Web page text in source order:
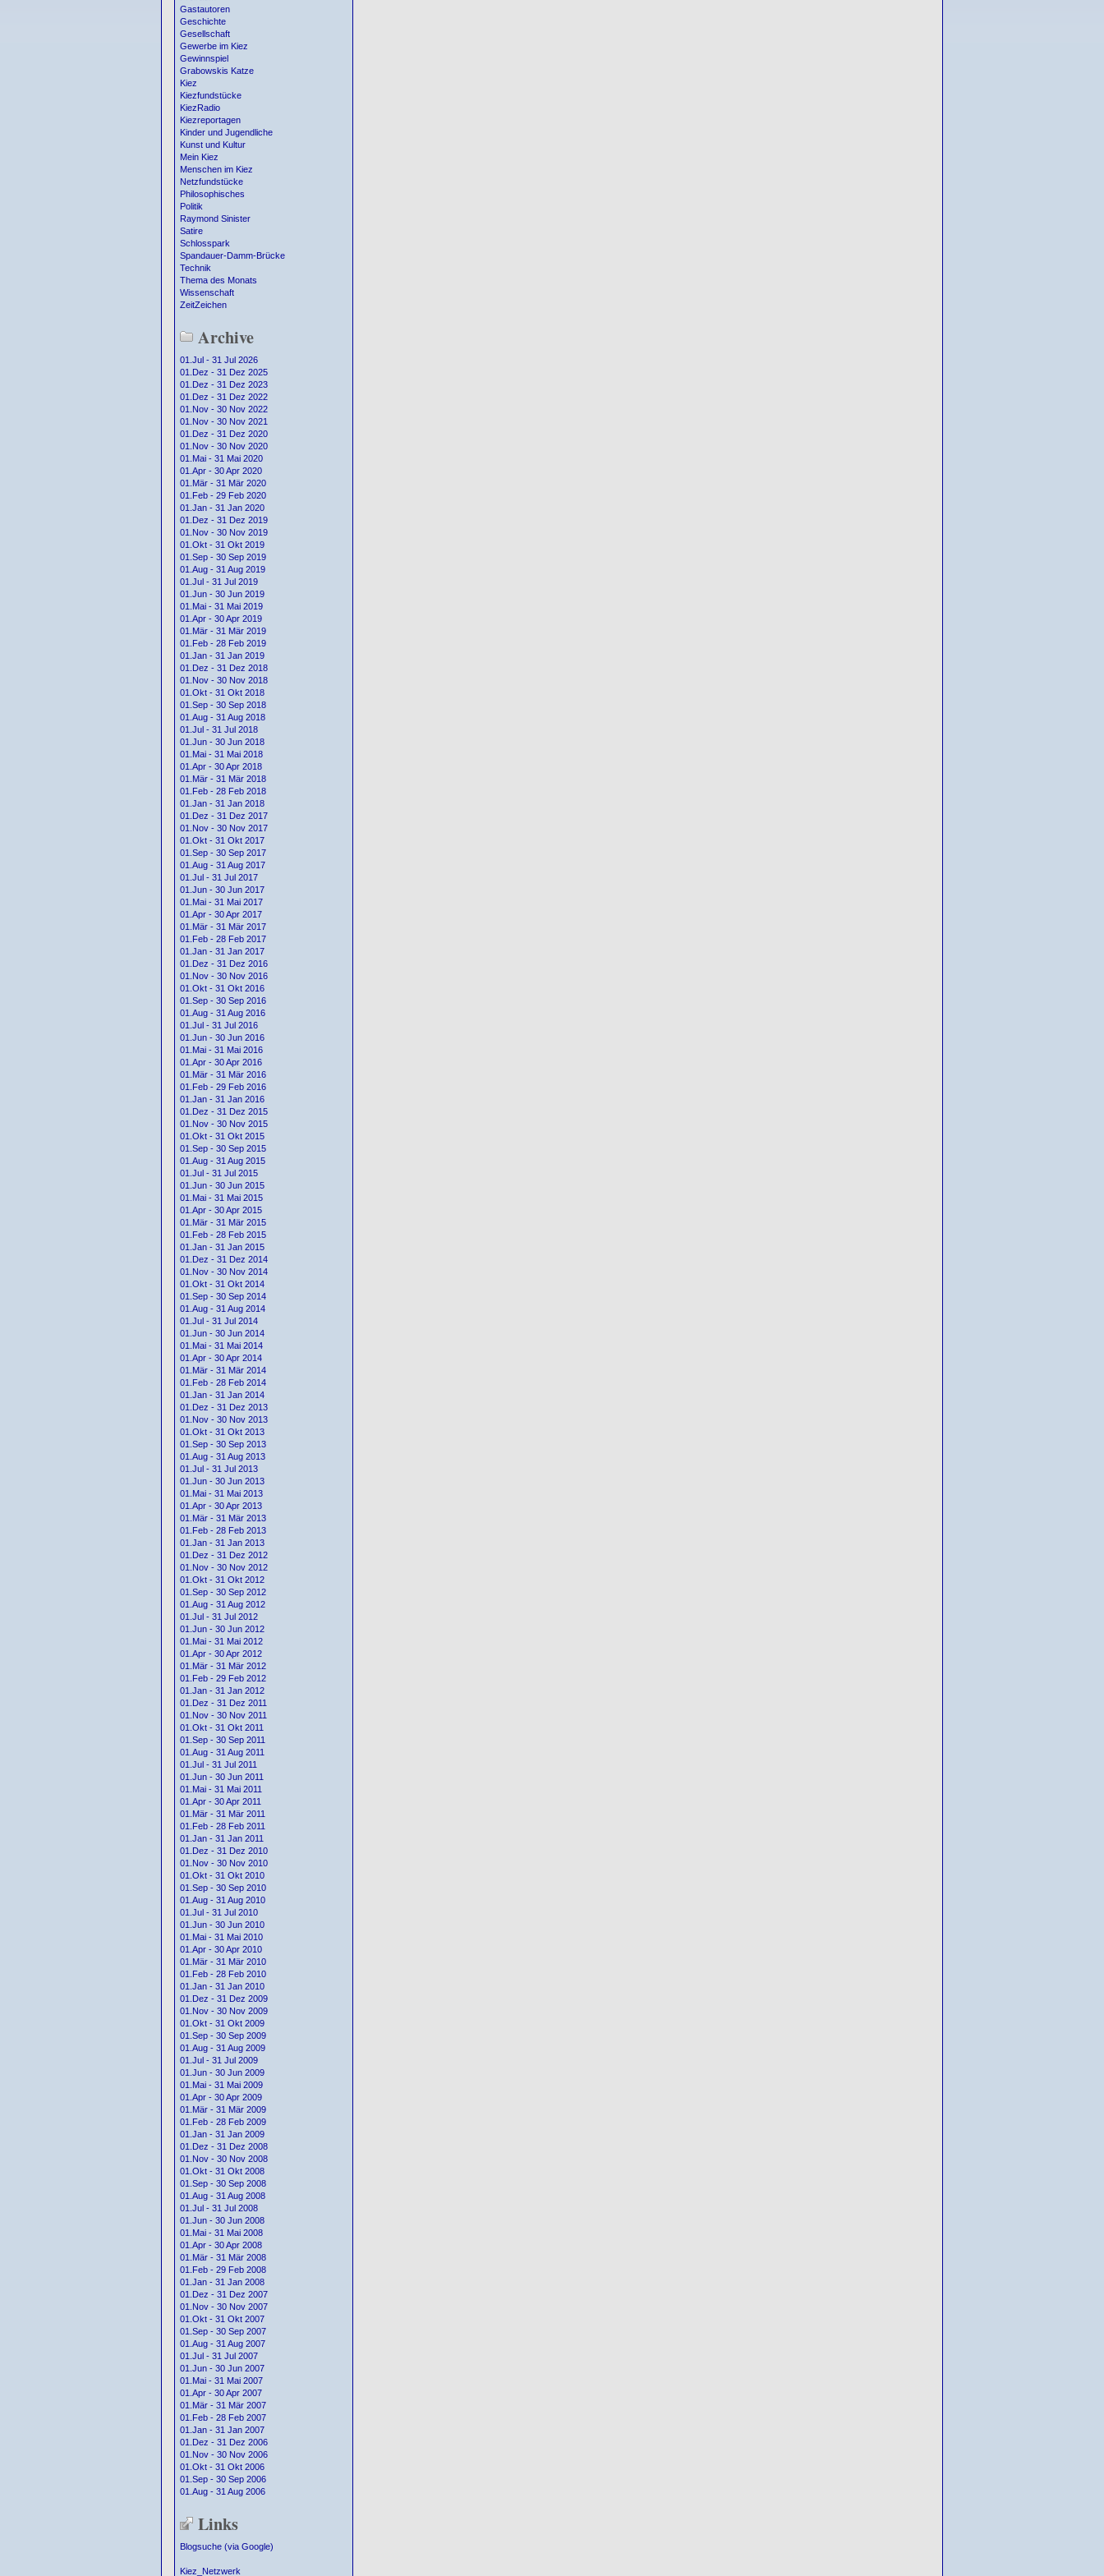
Gastautoren
Geschichte
Gesellschaft
Gewerbe im Kiez
Gewinnspiel
Grabowskis Katze
Kiez
Kiezfundstücke
KiezRadio
Kiezreportagen
Kinder und Jugendliche
Kunst und Kultur
Mein Kiez
Menschen im Kiez
Netzfundstücke
Philosophisches
Politik
Raymond Sinister
Satire
Schlosspark
Spandauer-Damm-Brücke
Technik
Thema des Monats
Wissenschaft
ZeitZeichen
Archive
01.Jul - 31 Jul 2026
01.Dez - 31 Dez 2025
01.Dez - 31 Dez 2023
01.Dez - 31 Dez 2022
01.Nov - 30 Nov 2022
01.Nov - 30 Nov 2021
01.Dez - 31 Dez 2020
01.Nov - 30 Nov 2020
01.Mai - 31 Mai 2020
01.Apr - 30 Apr 2020
01.Mär - 31 Mär 2020
01.Feb - 29 Feb 2020
01.Jan - 31 Jan 2020
01.Dez - 31 Dez 2019
01.Nov - 30 Nov 2019
01.Okt - 31 Okt 2019
01.Sep - 30 Sep 2019
01.Aug - 31 Aug 2019
01.Jul - 31 Jul 2019
01.Jun - 30 Jun 2019
01.Mai - 31 Mai 2019
01.Apr - 30 Apr 2019
01.Mär - 31 Mär 2019
01.Feb - 28 Feb 2019
01.Jan - 31 Jan 2019
01.Dez - 31 Dez 2018
01.Nov - 30 Nov 2018
01.Okt - 31 Okt 2018
01.Sep - 30 Sep 2018
01.Aug - 31 Aug 2018
01.Jul - 31 Jul 2018
01.Jun - 30 Jun 2018
01.Mai - 31 Mai 2018
01.Apr - 30 Apr 2018
01.Mär - 31 Mär 2018
01.Feb - 28 Feb 2018
01.Jan - 31 Jan 2018
01.Dez - 31 Dez 2017
01.Nov - 30 Nov 2017
01.Okt - 31 Okt 2017
01.Sep - 30 Sep 2017
01.Aug - 31 Aug 2017
01.Jul - 31 Jul 2017
01.Jun - 30 Jun 2017
01.Mai - 31 Mai 2017
01.Apr - 30 Apr 2017
01.Mär - 31 Mär 2017
01.Feb - 28 Feb 2017
01.Jan - 31 Jan 2017
01.Dez - 31 Dez 2016
01.Nov - 30 Nov 2016
01.Okt - 31 Okt 2016
01.Sep - 30 Sep 2016
01.Aug - 31 Aug 2016
01.Jul - 31 Jul 2016
01.Jun - 30 Jun 2016
01.Mai - 31 Mai 2016
01.Apr - 30 Apr 2016
01.Mär - 31 Mär 2016
01.Feb - 29 Feb 2016
01.Jan - 31 Jan 2016
01.Dez - 31 Dez 2015
01.Nov - 30 Nov 2015
01.Okt - 31 Okt 2015
01.Sep - 30 Sep 2015
01.Aug - 31 Aug 2015
01.Jul - 31 Jul 2015
01.Jun - 30 Jun 2015
01.Mai - 31 Mai 2015
01.Apr - 30 Apr 2015
01.Mär - 31 Mär 2015
01.Feb - 28 Feb 2015
01.Jan - 31 Jan 2015
01.Dez - 31 Dez 2014
01.Nov - 30 Nov 2014
01.Okt - 31 Okt 2014
01.Sep - 30 Sep 2014
01.Aug - 31 Aug 2014
01.Jul - 31 Jul 2014
01.Jun - 30 Jun 2014
01.Mai - 31 Mai 2014
01.Apr - 30 Apr 2014
01.Mär - 31 Mär 2014
01.Feb - 28 Feb 2014
01.Jan - 31 Jan 2014
01.Dez - 31 Dez 2013
01.Nov - 30 Nov 2013
01.Okt - 31 Okt 2013
01.Sep - 30 Sep 2013
01.Aug - 31 Aug 2013
01.Jul - 31 Jul 2013
01.Jun - 30 Jun 2013
01.Mai - 31 Mai 2013
01.Apr - 30 Apr 2013
01.Mär - 31 Mär 2013
01.Feb - 28 Feb 2013
01.Jan - 31 Jan 2013
01.Dez - 31 Dez 2012
01.Nov - 30 Nov 2012
01.Okt - 31 Okt 2012
01.Sep - 30 Sep 2012
01.Aug - 31 Aug 2012
01.Jul - 31 Jul 2012
01.Jun - 30 Jun 2012
01.Mai - 31 Mai 2012
01.Apr - 30 Apr 2012
01.Mär - 31 Mär 2012
01.Feb - 29 Feb 2012
01.Jan - 31 Jan 2012
01.Dez - 31 Dez 2011
01.Nov - 30 Nov 2011
01.Okt - 31 Okt 2011
01.Sep - 30 Sep 2011
01.Aug - 31 Aug 2011
01.Jul - 31 Jul 2011
01.Jun - 30 Jun 2011
01.Mai - 31 Mai 2011
01.Apr - 30 Apr 2011
01.Mär - 31 Mär 2011
01.Feb - 28 Feb 2011
01.Jan - 31 Jan 2011
01.Dez - 31 Dez 2010
01.Nov - 30 Nov 2010
01.Okt - 31 Okt 2010
01.Sep - 30 Sep 2010
01.Aug - 31 Aug 2010
01.Jul - 31 Jul 2010
01.Jun - 30 Jun 2010
01.Mai - 31 Mai 2010
01.Apr - 30 Apr 2010
01.Mär - 31 Mär 2010
01.Feb - 28 Feb 2010
01.Jan - 31 Jan 2010
01.Dez - 31 Dez 2009
01.Nov - 30 Nov 2009
01.Okt - 31 Okt 2009
01.Sep - 30 Sep 2009
01.Aug - 31 Aug 2009
01.Jul - 31 Jul 2009
01.Jun - 30 Jun 2009
01.Mai - 31 Mai 2009
01.Apr - 30 Apr 2009
01.Mär - 31 Mär 2009
01.Feb - 28 Feb 2009
01.Jan - 31 Jan 2009
01.Dez - 31 Dez 2008
01.Nov - 30 Nov 2008
01.Okt - 31 Okt 2008
01.Sep - 30 Sep 2008
01.Aug - 31 Aug 2008
01.Jul - 31 Jul 2008
01.Jun - 30 Jun 2008
01.Mai - 31 Mai 2008
01.Apr - 30 Apr 2008
01.Mär - 31 Mär 2008
01.Feb - 29 Feb 2008
01.Jan - 31 Jan 2008
01.Dez - 31 Dez 2007
01.Nov - 30 Nov 2007
01.Okt - 31 Okt 2007
01.Sep - 30 Sep 2007
01.Aug - 31 Aug 2007
01.Jul - 31 Jul 2007
01.Jun - 30 Jun 2007
01.Mai - 31 Mai 2007
01.Apr - 30 Apr 2007
01.Mär - 31 Mär 2007
01.Feb - 28 Feb 2007
01.Jan - 31 Jan 2007
01.Dez - 31 Dez 2006
01.Nov - 30 Nov 2006
01.Okt - 31 Okt 2006
01.Sep - 30 Sep 2006
01.Aug - 31 Aug 2006
Links
Blogsuche (via Google)
Kiez_Netzwerk